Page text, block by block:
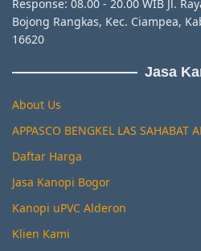
Response: 08.00 - 20.00 WIB Jl.
Bojong Rangkas, Kec. Ciampea,
16620
Jasa
About Us
APPASCO BENGKEL LAS SAHABAT
Daftar Harga
Jasa Kanopi Bogor
Kanopi uPVC Alderon
Klien Kami